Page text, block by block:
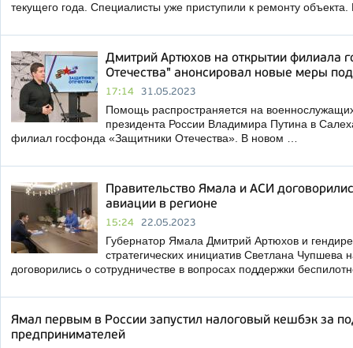
текущего года. Специалисты уже приступили к ремонту
Дмитрий Артюхов на открытии филиала
Отечества" анонсировал новые меры
17:14 31.05.2023
Помощь распространяется на
президента России Владимира Путина в
филиал госфонда «Защитники Отечества». В новом …
Правительство Ямала и АСИ
авиации в регионе
15:24 22.05.2023
Губернатор Ямала Дмитрий Артюхов и
стратегических инициатив Светлана Чупшева
договорились о сотрудничестве в вопросах поддержки
Ямал первым в России запустил налоговый кешбэк за
предпринимателей